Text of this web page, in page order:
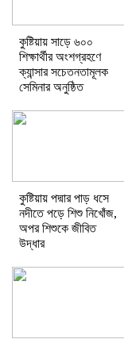
কুষ্টিয়ায় সাড়ে ৬০০
শিক্ষার্থীর অংশগ্রহণে
ক্যান্সার সচেতনতামূলক
সেমিনার অনুষ্ঠিত
কুষ্টিয়ায় পদ্মার পাড় ধসে
নদীতে পড়ে শিশু নিখোঁজ,
অপর শিশুকে জীবিত
উদ্ধার